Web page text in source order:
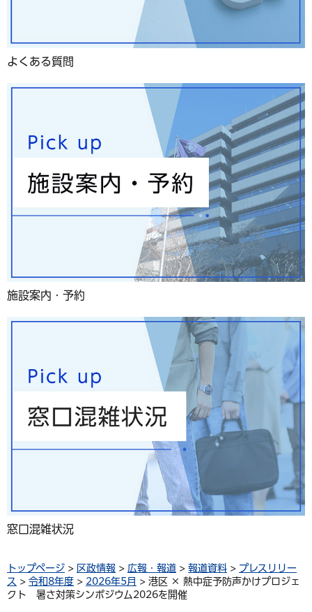
よくある質問
施設案内・予約
窓口混雑状況
トップページ > 区政情報 > 広報・報道 > 報道資料 > プレスリリー
ス > 令和8年度 > 2026年5月 > 港区 × 熱中症予防声かけプロジェ
クト 暑さ対策シンポジウム2026を開催